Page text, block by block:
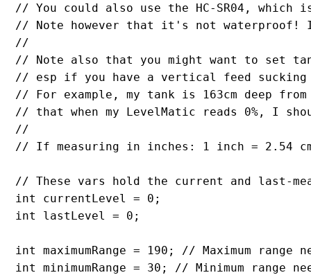
// You could also use the HC-SR04, which
// Note however that it's not waterproof! I
//
// Note also that you might want to set
// esp if you have a vertical feed
// For example, my tank is 163cm deep
// that when my LevelMatic reads 0%, I
//
// If measuring in inches: 1 inch = 2.54
// These vars hold the current and last-
int currentLevel = 0;
int lastLevel = 0;
int maximumRange = 190; // Maximum range
int minimumRange = 30; // Minimum range